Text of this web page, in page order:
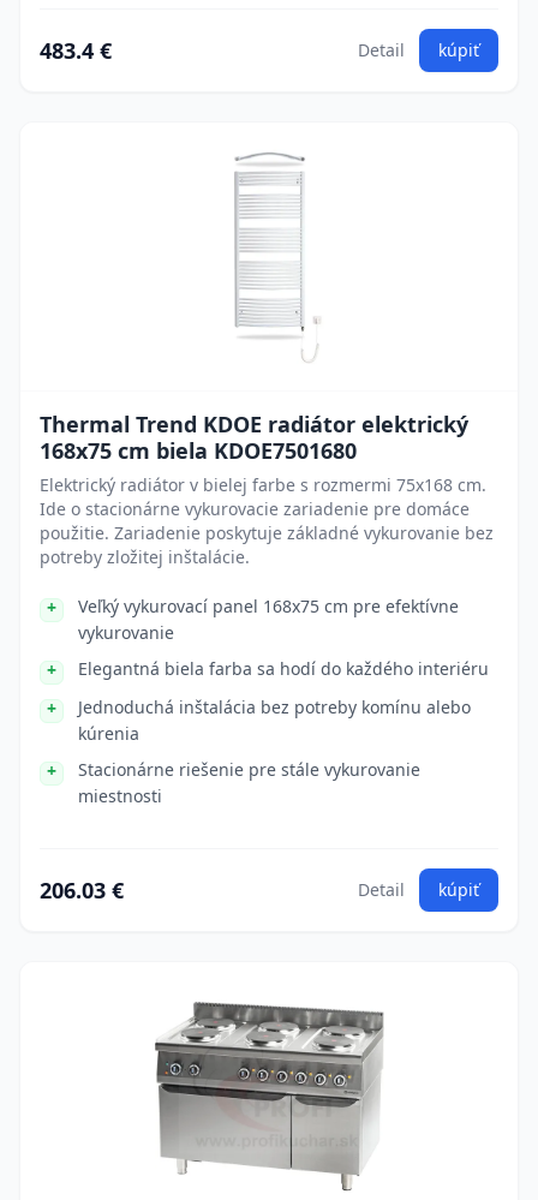
483.4 € Detail kúpiť
Thermal Trend KDOE radiátor elektrický
168x75 cm biela KDOE7501680
Elektrický radiátor v bielej farbe s rozmermi 75x168 cm.
Ide o stacionárne vykurovacie zariadenie pre domáce
použitie. Zariadenie poskytuje základné vykurovanie bez
potreby zložitej inštalácie.
Veľký vykurovací panel 168x75 cm pre efektívne
vykurovanie
Elegantná biela farba sa hodí do každého interiéru
Jednoduchá inštalácia bez potreby komínu alebo
kúrenia
Stacionárne riešenie pre stále vykurovanie
miestnosti
206.03 € Detail kúpiť